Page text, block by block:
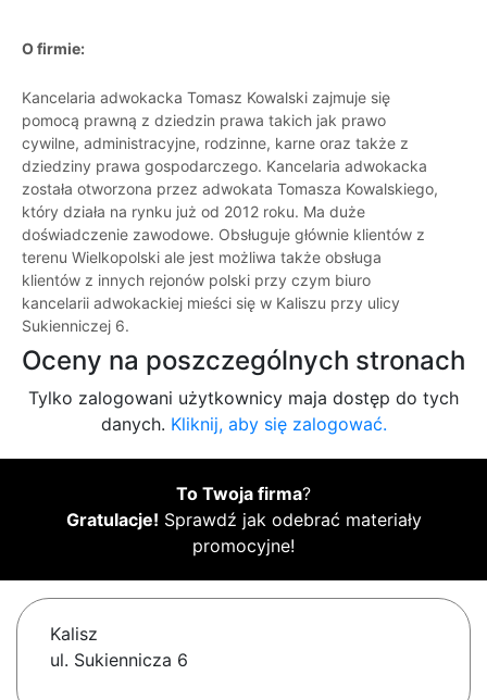
O firmie:
Kancelaria adwokacka Tomasz Kowalski zajmuje się
pomocą prawną z dziedzin prawa takich jak prawo
cywilne, administracyjne, rodzinne, karne oraz także z
dziedziny prawa gospodarczego. Kancelaria adwokacka
została otworzona przez adwokata Tomasza Kowalskiego,
który działa na rynku już od 2012 roku. Ma duże
doświadczenie zawodowe. Obsługuje głównie klientów z
terenu Wielkopolski ale jest możliwa także obsługa
klientów z innych rejonów polski przy czym biuro
kancelarii adwokackiej mieści się w Kaliszu przy ulicy
Sukienniczej 6.
Oceny na poszczególnych stronach
Tylko zalogowani użytkownicy maja dostęp do tych
danych. Kliknij, aby się zalogować.
To Twoja firma?
Gratulacje! Sprawdź jak odebrać materiały
promocyjne!
Kalisz
ul. Sukiennicza 6